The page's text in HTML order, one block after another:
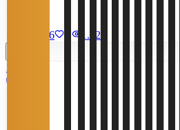
7/7/2026
1.520
Miễn phí